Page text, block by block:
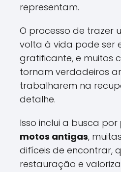
representam.
O processo de trazer
volta à vida pode ser
gratificante, e muitos
tornam verdadeiros
trabalharem na
detalhe.
Isso inclui a busca por
motos antigas,
difíceis de encontrar,
restauração e